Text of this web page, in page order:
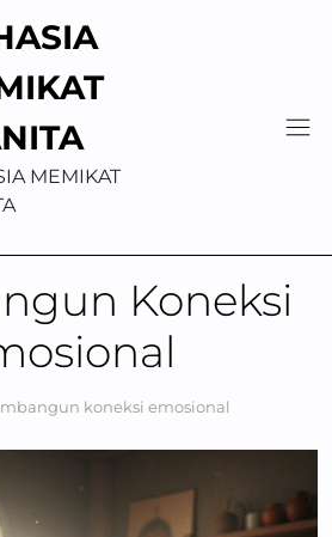
MEMIKAT
Koneksi
koneksi emosional